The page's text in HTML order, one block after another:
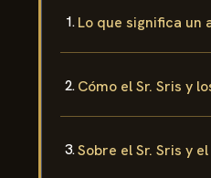
Lo que significa un
Cómo el Sr. Sris y
Sobre el Sr. Sris y